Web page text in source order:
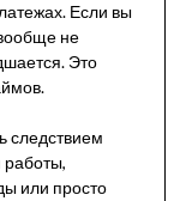
Если вы
не
Это
следствием
работы,
или просто